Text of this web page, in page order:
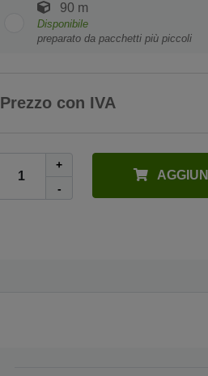
90 m
Disponibile
preparato da pacchetti più piccoli
Prezzo con IVA
+
-